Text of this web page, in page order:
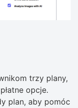
trzy plany,
opcje.
plan, aby pomóc